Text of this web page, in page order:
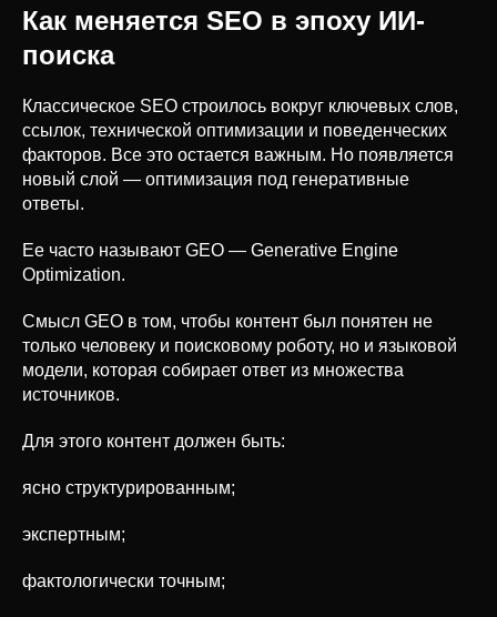
Как меняется SEO в эпоху ИИ-
поиска
Классическое SEO строилось вокруг ключевых слов,
ссылок, технической оптимизации и поведенческих
факторов. Все это остается важным. Но появляется
новый слой — оптимизация под генеративные
ответы.
Ее часто называют GEO — Generative Engine
Optimization.
Смысл GEO в том, чтобы контент был понятен не
только человеку и поисковому роботу, но и языковой
модели, которая собирает ответ из множества
источников.
Для этого контент должен быть:
ясно структурированным;
экспертным;
фактологически точным;